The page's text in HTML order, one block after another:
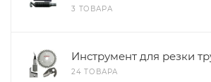
3 ТОВАРА
Инструмент для резки
24 ТОВАРА